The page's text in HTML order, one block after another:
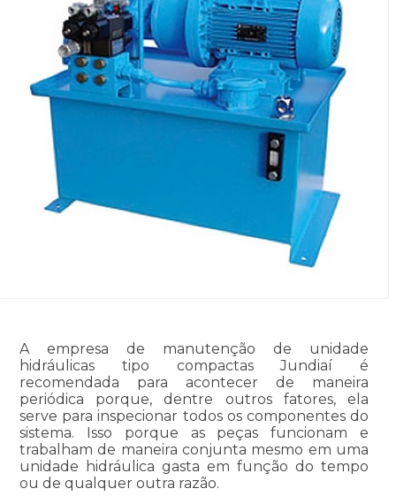
A empresa de manutenção de unidade
hidráulicas tipo compactas Jundiaí é
recomendada para acontecer de maneira
periódica porque, dentre outros fatores, ela
serve para inspecionar todos os componentes do
sistema. Isso porque as peças funcionam e
trabalham de maneira conjunta mesmo em uma
unidade hidráulica gasta em função do tempo
ou de qualquer outra razão.